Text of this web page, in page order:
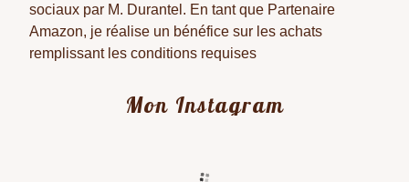
sociaux par M. Durantel. En tant que Partenaire
Amazon, je réalise un bénéfice sur les achats
remplissant les conditions requises
Mon Instagram